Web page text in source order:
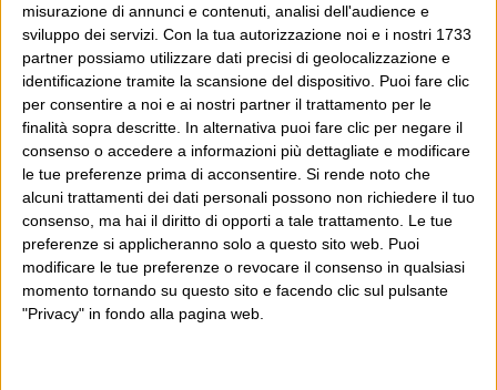
misurazione di annunci e contenuti, analisi dell'audience e
sviluppo dei servizi. Con la tua autorizzazione noi e i nostri 1733
partner possiamo utilizzare dati precisi di geolocalizzazione e
identificazione tramite la scansione del dispositivo. Puoi fare clic
per consentire a noi e ai nostri partner il trattamento per le
finalità sopra descritte. In alternativa puoi fare clic per negare il
consenso o accedere a informazioni più dettagliate e modificare
le tue preferenze prima di acconsentire. Si rende noto che
alcuni trattamenti dei dati personali possono non richiedere il tuo
consenso, ma hai il diritto di opporti a tale trattamento. Le tue
preferenze si applicheranno solo a questo sito web. Puoi
modificare le tue preferenze o revocare il consenso in qualsiasi
momento tornando su questo sito e facendo clic sul pulsante
"Privacy" in fondo alla pagina web.
In questo secondo caso, e se Wittgenstein ti piace,
potrebbe piacerti anche il Post: che è partito
proprio da qui, e dal voler portare gli approcci di
questo blog dentro a un progetto più grande.
Poi il Post è cresciuto ed è diventato anche altro:
un progetto giornalistico che prosegue da oltre 16
anni, grazie a chi lo scopre, lo apprezza e lo
consiglia in giro.
Leggi il Post, magari ti piace